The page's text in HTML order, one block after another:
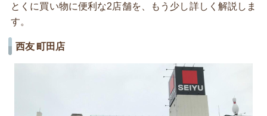
とくに買い物に便利な2店舗を、もう少し詳しく解説しま
す。
西友 町田店